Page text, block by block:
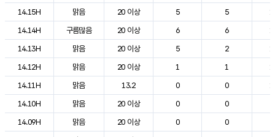
14.15H
맑음 20 이상 5 5
14.14H
구름많음 20 이상 6 6
14.13H
맑음 20 이상 5 2
14.12H
맑음 20 이상 1 1
14.11H
맑음 13.2 0 0
14.10H
맑음 20 이상 0 0
14.09H
맑음 20 이상 0 0